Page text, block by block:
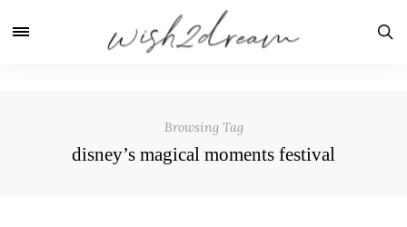
Browsing Tag
disney’s magical moments festival